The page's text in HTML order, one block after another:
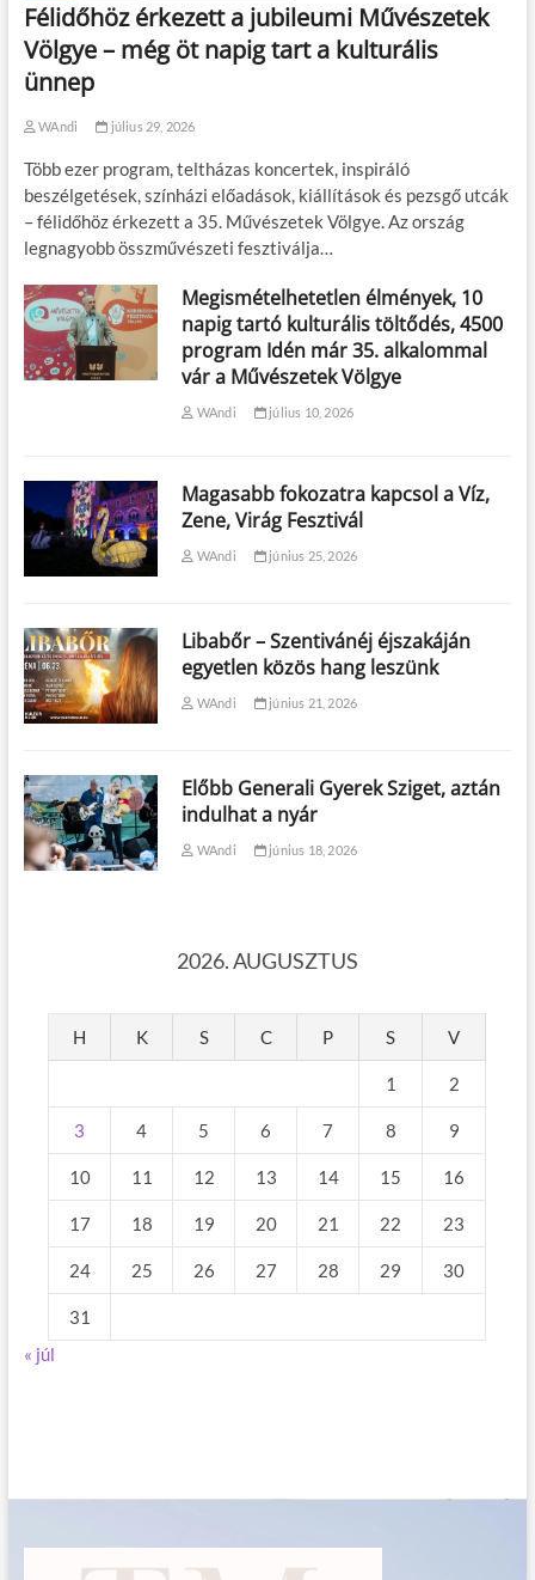
Félidőhöz érkezett a jubileumi Művészetek
Völgye – még öt napig tart a kulturális
ünnep
WAndi július 29, 2026
Több ezer program, teltházas koncertek, inspiráló
beszélgetések, színházi előadások, kiállítások és pezsgő utcák
– félidőhöz érkezett a 35. Művészetek Völgye. Az ország
legnagyobb összművészeti fesztiválja…
Megismételhetetlen élmények, 10
napig tartó kulturális töltődés, 4500
program Idén már 35. alkalommal
vár a Művészetek Völgye
WAndi július 10, 2026
Magasabb fokozatra kapcsol a Víz,
Zene, Virág Fesztivál
WAndi június 25, 2026
Libabőr – Szentivánéj éjszakáján
egyetlen közös hang leszünk
WAndi június 21, 2026
Előbb Generali Gyerek Sziget, aztán
indulhat a nyár
WAndi június 18, 2026
2026. AUGUSZTUS
H K S C P S V
1 2
3 4 5 6 7 8 9
10 11 12 13 14 15 16
17 18 19 20 21 22 23
24 25 26 27 28 29 30
31
« júl